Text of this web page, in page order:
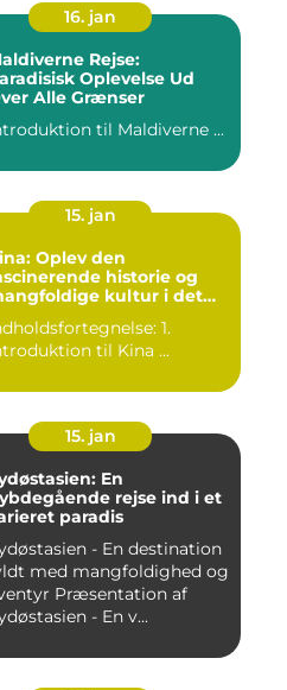
16. jan
Rejse:
Oplevelse Ud
Alle Grænser
Introduktion til Maldiverne ...
15. jan
Oplev den
historie og
kultur i det
1.
Introduktion til Kina ...
15. jan
En
rejse ind i et
paradis
- En destination
med mangfoldighed og
Præsentation af
- En v...